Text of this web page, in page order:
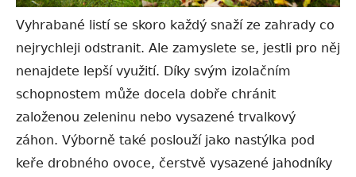
Vyhrabané listí se skoro každý snaží ze zahrady co
nejrychleji odstranit. Ale zamyslete se, jestli pro něj
nenajdete lepší využití. Díky svým izolačním
schopnostem může docela dobře chránit
založenou zeleninu nebo vysazené trvalkový
záhon. Výborně také poslouží jako nastýlka pod
keře drobného ovoce, čerstvě vysazené jahodníky